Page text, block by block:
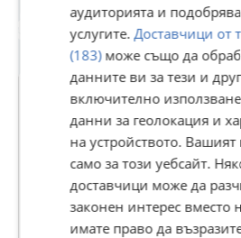
ФОКУС РИЪЛ
В Bazar.BG от 30 март
Последно активен вчера
166 Обяви
аудиторията и
услугите.Доставчици от
(183)може също да
данните ви за тези и
включително
данни за геолокация и
на устройството.
само за този уебсайт.
доставчици може да
законен интерес вместо
имате право да